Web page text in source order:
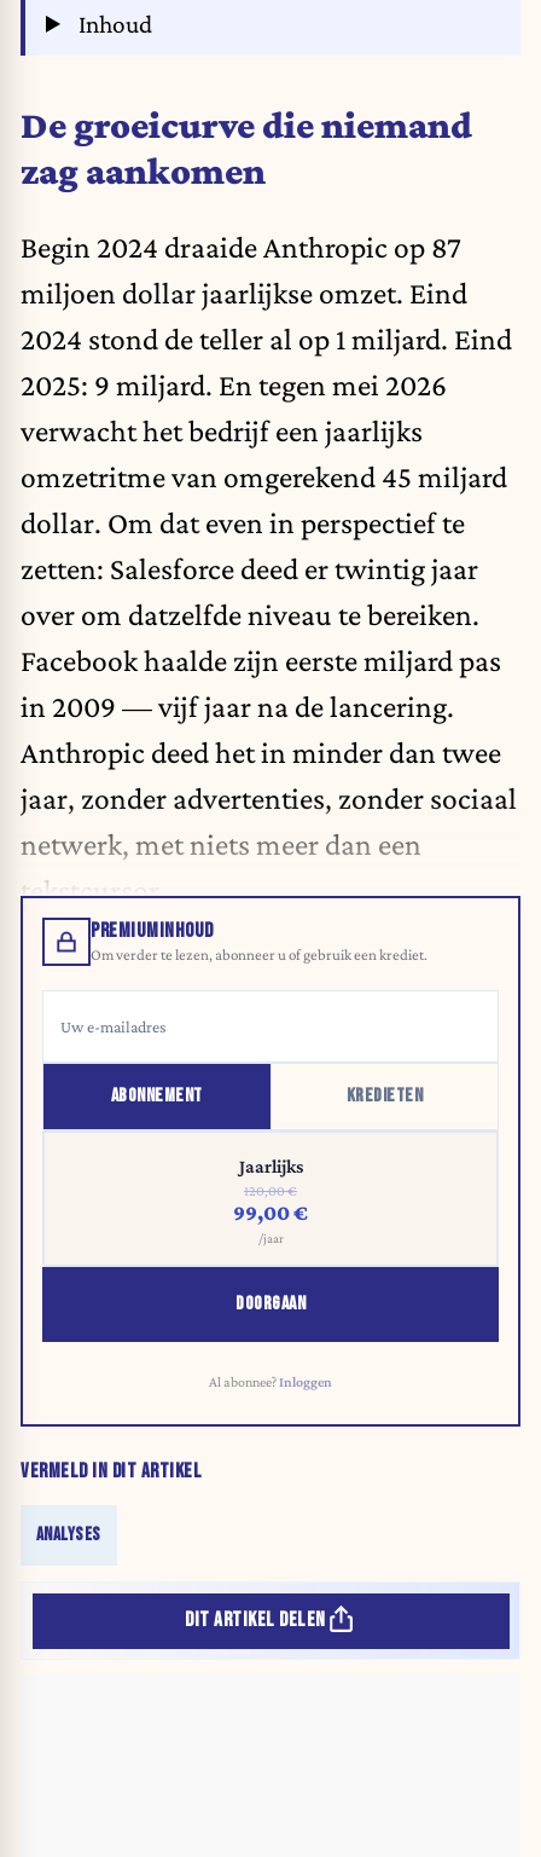
Inhoud
De groeicurve die niemand
zag aankomen
Begin 2024 draaide Anthropic op 87
miljoen dollar jaarlijkse omzet. Eind
2024 stond de teller al op 1 miljard. Eind
2025: 9 miljard. En tegen mei 2026
verwacht het bedrijf een jaarlijks
omzetritme van omgerekend 45 miljard
dollar. Om dat even in perspectief te
zetten: Salesforce deed er twintig jaar
over om datzelfde niveau te bereiken.
Facebook haalde zijn eerste miljard pas
in 2009 — vijf jaar na de lancering.
Anthropic deed het in minder dan twee
jaar, zonder advertenties, zonder sociaal
netwerk, met niets meer dan een
tekstcursor.
PREMIUMINHOUD
Om verder te lezen, abonneer u of gebruik een krediet.
ABONNEMENT KREDIETEN
Jaarlijks
120,00 €
99,00 €
/jaar
DOORGAAN
Al abonnee?Inloggen
VERMELD IN DIT ARTIKEL
ANALYSES
DIT ARTIKEL DELEN